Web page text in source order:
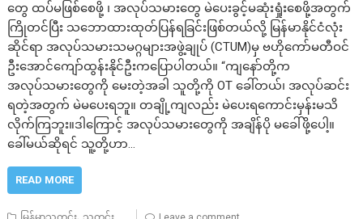
တွေ ထပ်မဖြစ်စေဖို့ ၊ အလုပ်သမားတွေ မဲပေးခွင့်မဆုံးရှုံးစေဖို့အတွက်
ကြိုတင်ပြီး သဘောထားထုတ်ပြန်ရခြင်းဖြစ်တယ်လို့ မြန်မာနိုင်ငံလုံး
ဆိုင်ရာ အလုပ်သမားသမဂ္ဂများအဖွဲ့ချုပ် (CTUM)မှ ဗဟိုကော်မတီဝင်
ဦးအောင်ကျော်ထွန်းနိုင်ဦးကပြောပါတယ်။ “ကျနော်တို့က
အလုပ်သမားတွေကို မေးတဲ့အခါ သူတို့ကို OT ခေါ်တယ်၊ အလုပ်ဆင်း
ရတဲ့အတွက် မဲမပေးရဘူ။ တချို့ကျလည်း မဲပေးရကောင်းမှန်းမသိ
လိုက်ကြဘူး။ဒါကြောင့် အလုပ်သမားတွေကို အချိန်ပို မခေါ်ဖို့ပေါ့။
ခေါ်မယ်ဆိုရင် သူ့တို့ဟာ…
READ MORE